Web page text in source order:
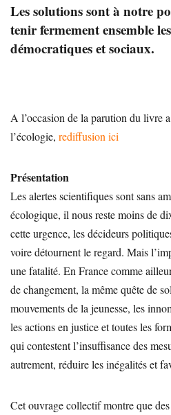
Les solutions sont à notre
tenir fermement ensemble
démocratiques et sociaux.
A l’occasion de la parution du livre
l’écologie, rediffusion ici
Présentation
Les alertes scientifiques sont sans
écologique, il nous reste moins de
cette urgence, les décideurs
voire détournent le regard. Mais
une fatalité. En France comme
de changement, la même quête de
mouvements de la jeunesse, les
les actions en justice et toutes les
qui contestent l’insuffisance des
autrement, réduire les inégalités et
Cet ouvrage collectif montre que